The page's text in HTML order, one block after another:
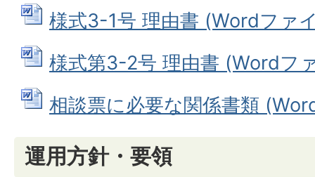
様式3-1号 理由書 (Wordファ
様式第3-2号 理由書 (Wordフ
相談票に必要な関係書類
運用方針・要領